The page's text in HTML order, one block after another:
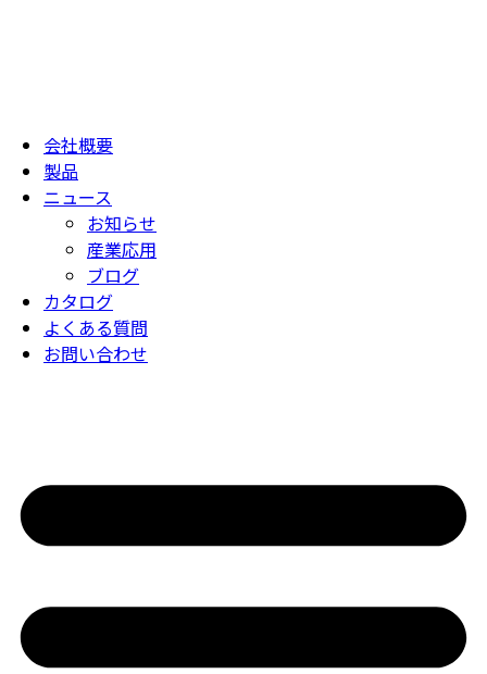
会社概要
製品
ニュース
お知らせ
産業応用
ブログ
カタログ
よくある質問
お問い合わせ